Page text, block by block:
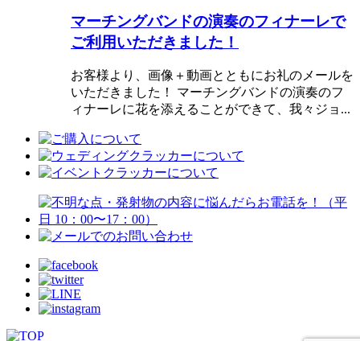
マーチングバンドの演奏のフィナーレで
ご利用いただきました！
お客様より、画像＋動画とともにお礼のメールを
いただきました！ マーチングバンドの演奏のフ
ィナーレに花を添えることができて、我々ジョ...